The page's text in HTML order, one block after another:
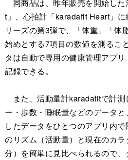
同商品は、昨年販売を開始し
t」、心拍計「karadafit Heart」
リーズの第3弾で、「体重」「体
始めとする7項目の数値を測るこ
タは自動で専用の健康管理アプ
記録できる。
また、活動量計karadafitで計測
ー・歩数・睡眠量などのデータ
したデータをひとつのアプリ内
のリズム（活動量）と現在のカ
分）を簡単に見比べられるので